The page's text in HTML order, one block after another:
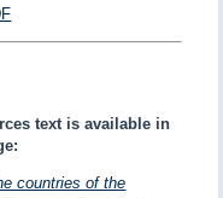
text is available in
countries of the